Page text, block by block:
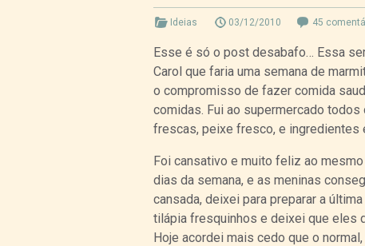
Ideias 03/12/2010 45
Esse é só o post desabafo… Essa
Carol que faria uma semana de
o compromisso de fazer comida
comidas. Fui ao supermercado
frescas, peixe fresco, e ingredientes
Foi cansativo e muito feliz ao
dias da semana, e as meninas
cansada, deixei para preparar a
tilápia fresquinhos e deixei que eles
Hoje acordei mais cedo que o